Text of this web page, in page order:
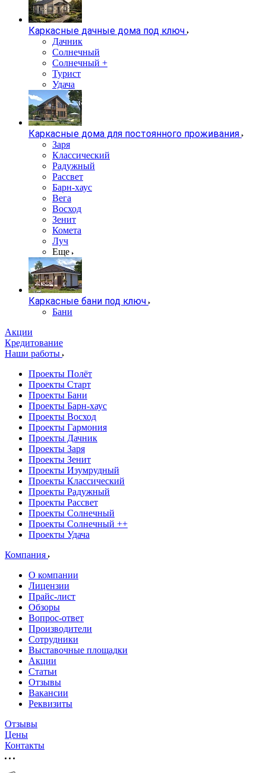
Каркасные дачные дома под ключ
Дачник
Солнечный
Солнечный +
Турист
Удача
Каркасные дома для постоянного проживания
Заря
Классический
Радужный
Рассвет
Барн-хаус
Вега
Восход
Зенит
Комета
Луч
Еще
Каркасные бани под ключ
Бани
Акции
Кредитование
Наши работы
Проекты Полёт
Проекты Старт
Проекты Бани
Проекты Барн-хаус
Проекты Восход
Проекты Гармония
Проекты Дачник
Проекты Заря
Проекты Зенит
Проекты Изумрудный
Проекты Классический
Проекты Радужный
Проекты Рассвет
Проекты Солнечный
Проекты Солнечный ++
Проекты Удача
Компания
О компании
Лицензии
Прайс-лист
Обзоры
Вопрос-ответ
Производители
Сотрудники
Выставочные площадки
Акции
Статьи
Отзывы
Вакансии
Реквизиты
Отзывы
Цены
Контакты